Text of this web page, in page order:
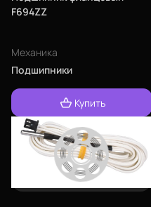
F694ZZ
Механика
Подшипники
Купить